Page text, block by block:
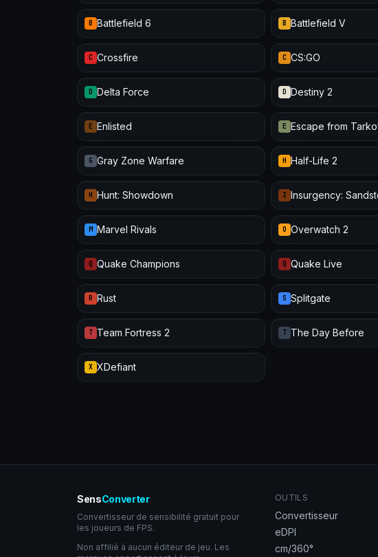
B Battlefield 6 B Battlefield V
C Crossfire C CS:GO
D Delta Force D Destiny 2
E Enlisted E Escape from
G Gray Zone Warfare H Half-Life 2
H Hunt: Showdown I Insurgency:
M Marvel Rivals O Overwatch 2
Q Quake Champions Q Quake Live
R Rust S Splitgate
T Team Fortress 2 T The Day Before
X XDefiant
SensConverter
Convertisseur de sensibilité gratuit pour
les joueurs de FPS.
Non affilié à aucun éditeur de jeu. Les
OUTILS
Convertisseur
eDPI
cm/360°